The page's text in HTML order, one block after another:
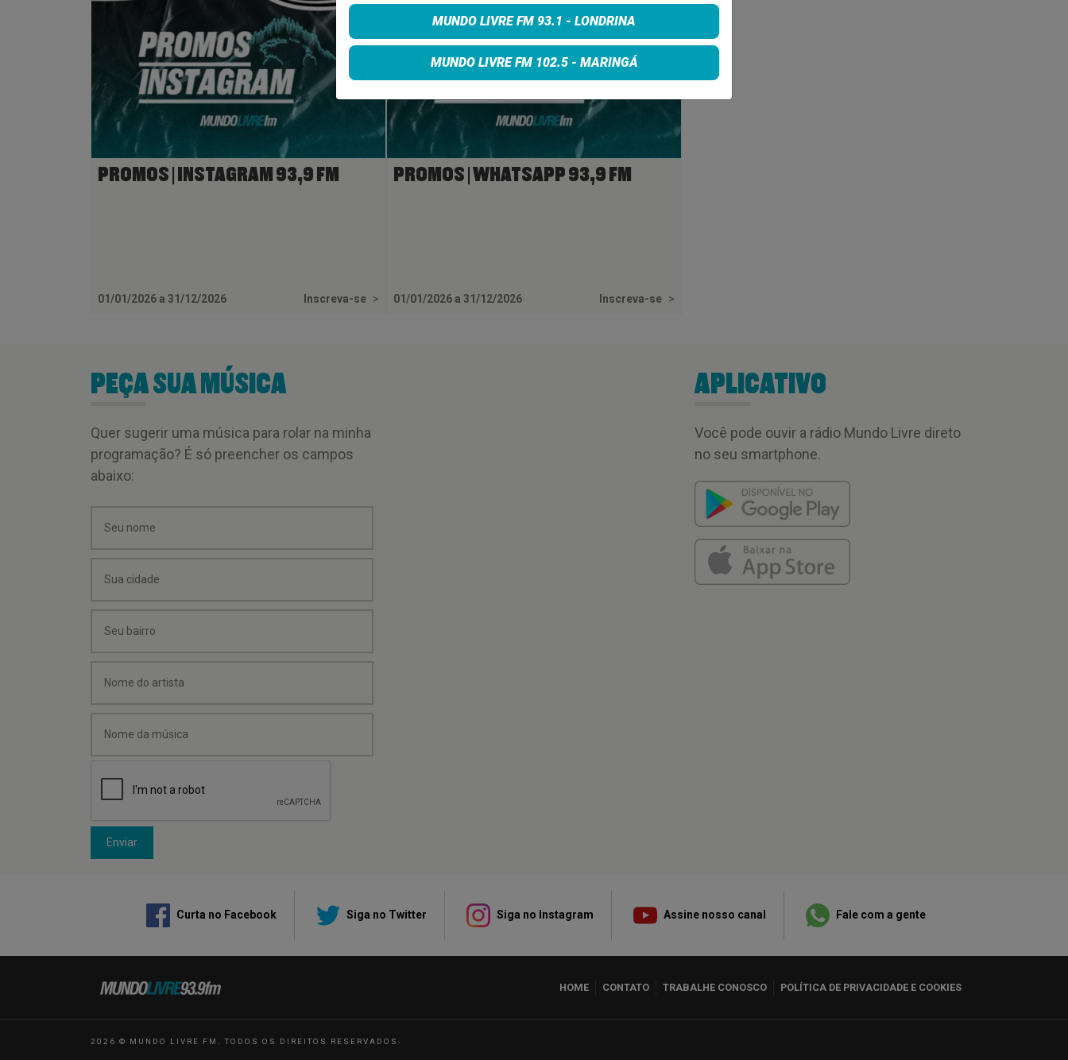
PROMOS | INSTAGRAM 93,9 FM
01/01/2026 a 31/12/2026 Inscreva-se >
PROMOS | WHATSAPP 93,9 FM
01/01/2026 a 31/12/2026 Inscreva-se >
PEÇA SUA MÚSICA
Quer sugerir uma música para rolar na minha
programação? É só preencher os campos
abaixo:
Enviar
APLICATIVO
Você pode ouvir a rádio Mundo Livre direto
no seu smartphone.
Curta no Facebook Siga no Twitter Siga no Instagram Assine nosso canal Fale com a gente
HOME CONTATO TRABALHE CONOSCO POLÍTICA DE PRIVACIDADE E COOKIES
2026 © MUNDO LIVRE FM. TODOS OS DIREITOS RESERVADOS.
MUNDO LIVRE FM 93.1 - LONDRINA
MUNDO LIVRE FM 102.5 - MARINGÁ